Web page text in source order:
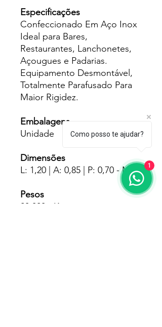
Especificações
Confeccionado Em Aço Inox
Ideal para Bares,
Restaurantes, Lanchonetes,
Açougues e Padarias.
Equipamento Desmontável,
Totalmente Parafusado Para
Maior Rigidez.
Embalagens
Unidade
Dimensões
L: 1,20 | A: 0,85 | P: 0,70 - Mts
Pesos
20.000 - Kgs
Como posso te ajudar?
1